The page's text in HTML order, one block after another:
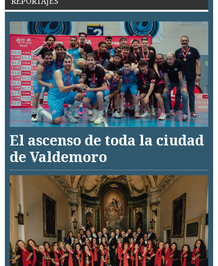
El ascenso de toda la ciudad
de Valdemoro